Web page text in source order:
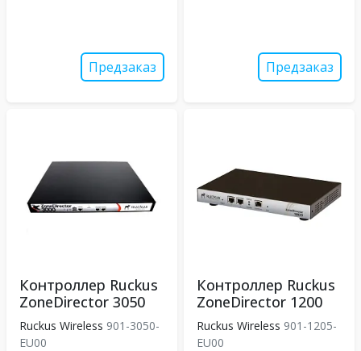
Предзаказ Предзаказ
Контроллер Ruckus
ZoneDirector 3050
Ruckus Wireless 901-3050-
EU00
Контроллер Ruckus
ZoneDirector 1200
Ruckus Wireless 901-1205-
EU00